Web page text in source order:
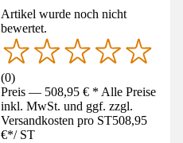
Artikel wurde noch nicht
bewertet.
(0)
Preis — 508,95 € * Alle Preise
inkl. MwSt. und ggf. zzgl.
Versandkosten pro ST508,95
€*/ ST